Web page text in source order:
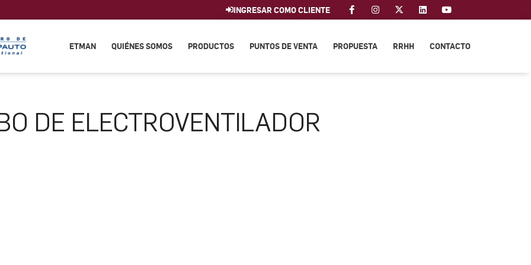
INGRESAR COMO CLIENTE
ETMAN QUIÉNES SOMOS PRODUCTOS PUNTOS DE VENTA PROPUESTA RRHH CONTACTO
DE ELECTROVENTILADOR